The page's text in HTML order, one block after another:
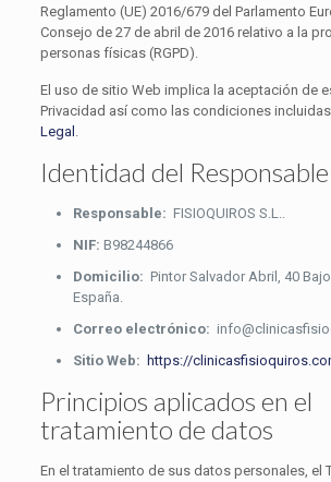
Reglamento (UE) 2016/679 del Parlamento
Consejo de 27 de abril de 2016 relativo a la
personas físicas (RGPD).
El uso de sitio Web implica la aceptación de
Privacidad así como las condiciones
Legal .
Identidad del Responsable
Responsable: FISIOQUIROS S.L..
NIF: B98244866
Domicilio: Pintor Salvador Abril, 40
España.
Correo electrónico:
Sitio Web: https://
Principios aplicados en el
tratamiento de datos
En el tratamiento de sus datos personales, el